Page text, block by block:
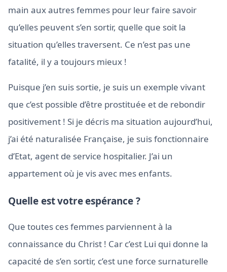
main aux autres femmes pour leur faire savoir
qu’elles peuvent s’en sortir, quelle que soit la
situation qu’elles traversent. Ce n’est pas une
fatalité, il y a toujours mieux !
Puisque j’en suis sortie, je suis un exemple vivant
que c’est possible d’être prostituée et de rebondir
positivement ! Si je décris ma situation aujourd’hui,
j’ai été naturalisée Française, je suis fonctionnaire
d’Etat, agent de service hospitalier. J’ai un
appartement où je vis avec mes enfants.
Quelle est votre espérance ?
Que toutes ces femmes parviennent à la
connaissance du Christ ! Car c’est Lui qui donne la
capacité de s’en sortir, c’est une force surnaturelle